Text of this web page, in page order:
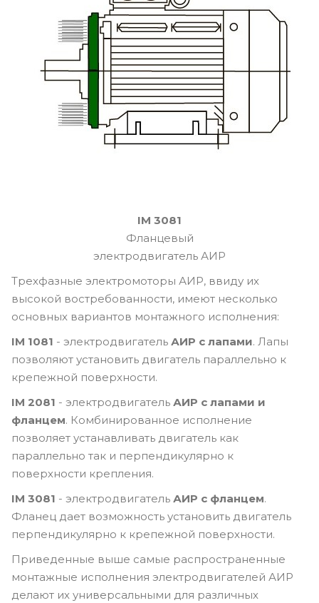
IM 3081
Фланцевый
электродвигатель АИР
Трехфазные электромоторы АИР, ввиду их
высокой востребованности, имеют несколько
основных вариантов монтажного исполнения:
IM 1081 - электродвигатель АИР с лапами. Лапы
позволяют установить двигатель параллельно к
крепежной поверхности.
IM 2081 - электродвигатель АИР с лапами и
фланцем. Комбинированное исполнение
позволяет устанавливать двигатель как
параллельно так и перпендикулярно к
поверхности крепления.
IM 3081 - электродвигатель АИР с фланцем.
Фланец дает возможность установить двигатель
перпендикулярно к крепежной поверхности.
Приведенные выше самые распространенные
монтажные исполнения электродвигателей АИР
делают их универсальными для различных